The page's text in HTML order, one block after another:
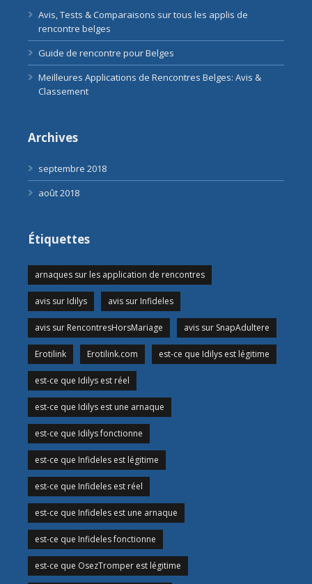
Avis, Tests & Comparaisons sur tous les applis de
rencontre belges
Guide de rencontre pour Belges
Meilleures Applications de Rencontres Belges: Avis &
Classement
Archives
septembre 2018
août 2018
Étiquettes
arnaques sur les application de rencontres
avis sur Idilys avis sur Infideles
avis sur RencontresHorsMariage avis sur SnapAdultere
Erotilink Erotilink.com est-ce que Idilys est légitime
est-ce que Idilys est réel
est-ce que Idilys est une arnaque
est-ce que Idilys fonctionne
est-ce que Infideles est légitime
est-ce que Infideles est réel
est-ce que Infideles est une arnaque
est-ce que Infideles fonctionne
est-ce que OsezTromper est légitime